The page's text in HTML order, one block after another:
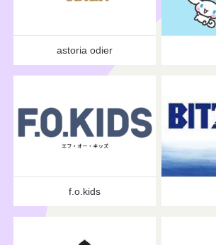
astoria odier
f.o.kids